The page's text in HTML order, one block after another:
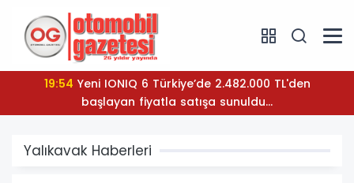
19:54
başlayan fiyatla satışa sunuldu...
Yalıkavak Haberleri